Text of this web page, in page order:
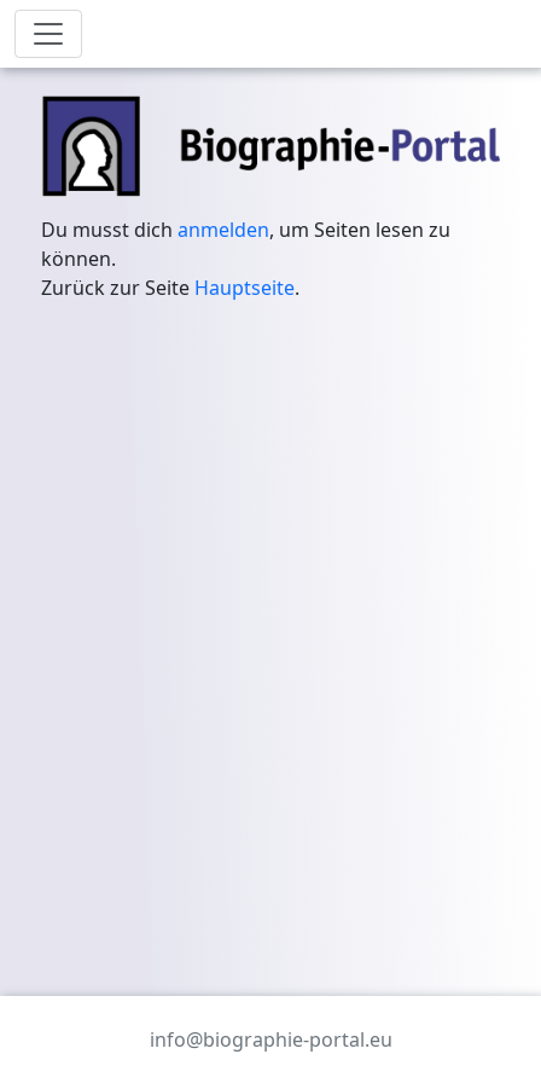
Du musst dichanmelden, um Seiten lesen zu
können.
Zurück zur Seite Hauptseite.
info@biographie-portal.eu